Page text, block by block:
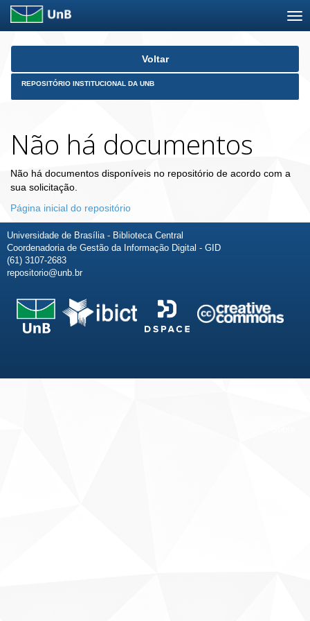
Skip
Voltar
REPOSITÓRIO INSTITUCIONAL DA UNB
Não há documentos
Não há documentos disponíveis no repositório de acordo com a
sua solicitação.
Página inicial do repositório
Universidade de Brasília - Biblioteca Central
Coordenadoria de Gestão da Informação Digital - GID
(61) 3107-2683
repositorio@unb.br